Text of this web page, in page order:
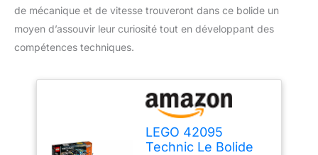
de mécanique et de vitesse trouveront dans ce bolide un
moyen d’assouvir leur curiosité tout en développant des
compétences techniques.
LEGO 42095
Technic Le Bolide